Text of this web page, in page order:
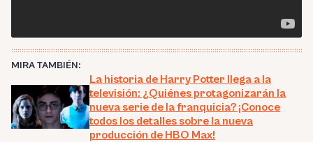
MIRA TAMBIÉN:
La historia de Harry Potter llega a la
televisión: ¿Quiénes protagonizarán la
nueva serie de la franquicia? ¡Conoce
todos los detalles sobre la nueva
producción de HBO Max!